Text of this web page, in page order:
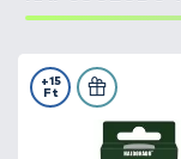
+15
Ft